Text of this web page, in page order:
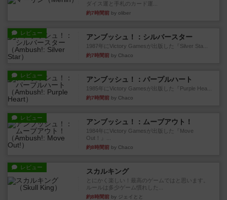
ダイス運と手札のカード運...
約7時間前 by oliber
レビュー アンブッシュ！：シルバースター
1987年にVictory Gamesが出版した『Silver Sta...
約7時間前 by Chaco
レビュー アンブッシュ！：パープルハート
1985年にVictory Gamesが出版した『Purple Hea...
約7時間前 by Chaco
レビュー アンブッシュ！：ムーブアウト！
1984年にVictory Gamesが出版した『Move
Out！』...
約8時間前 by Chaco
レビュー スカルキング
とにかく楽しい！最高のゲームではと思います。
ルールは多少ゲーム慣れした...
約8時間前 by ジェイとと